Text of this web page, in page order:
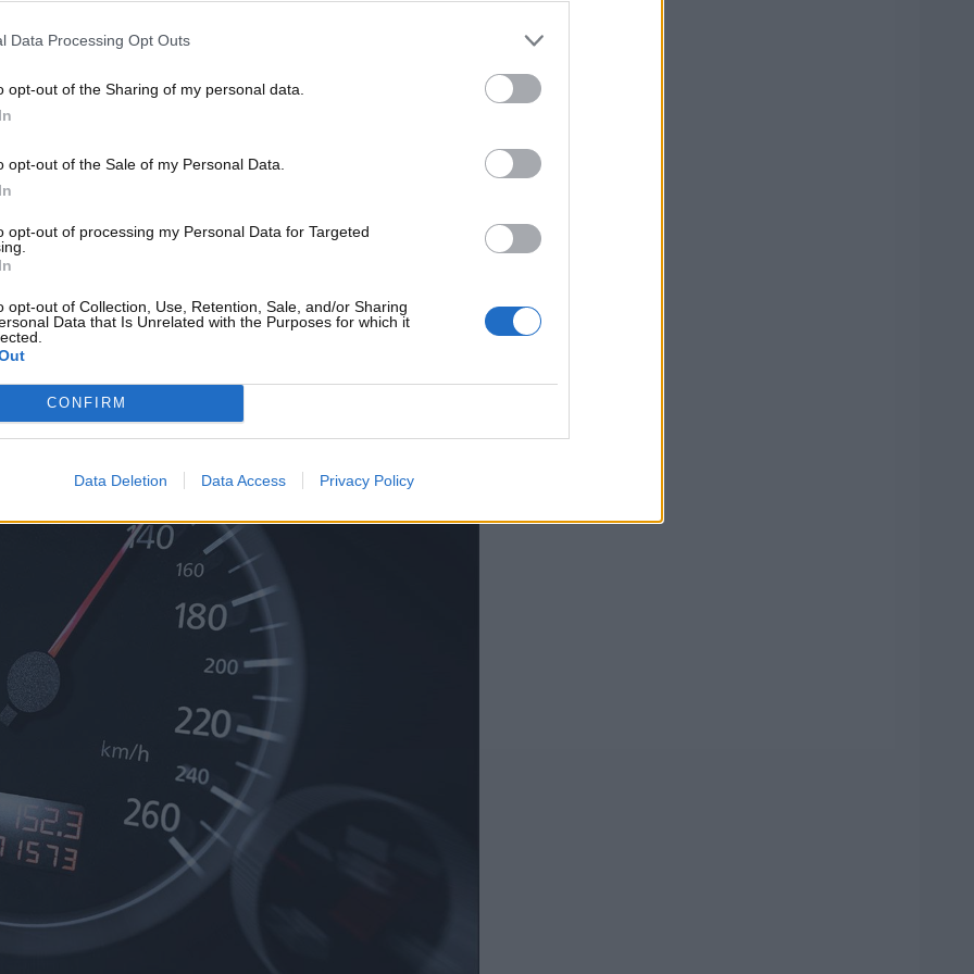
Data Processing Opt Outs
opt-out of the Sharing of my personal data.
opt-out of the Sale of my Personal Data.
opt-out of processing my Personal Data for Targeted
opt-out of Collection, Use, Retention, Sale, and/or Sharing
Data that Is Unrelated with the Purposes for which it
CONFIRM
Data Deletion Data Access Privacy Policy
anni precedenti da una o più persone. Esse possono
anche direttamente dai privati.
alle auto nuove, per il fatto di aver già avuto almeno un
sul proprio contachilometri. Di seguito, vogliamo
riguardante la manomissione del contachilometri
che potrà trarre in inganno i potenziali acquirenti di
occhio a questo dettaglio
poco oneste che vendono la propria auto con un
abbassare il numero di chilometri
una vettura molto più ‘giovane’.